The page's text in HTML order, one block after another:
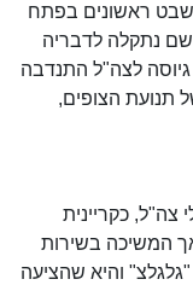
ראשונים בפתח
נתקלה לדבריה
גיוסה לצה"ל התנדבה
תנועת הצופים,
כקריינית
השתחררה מהשירות בסוף 1987 אך המשיכה בשירות
והיא שהציעה